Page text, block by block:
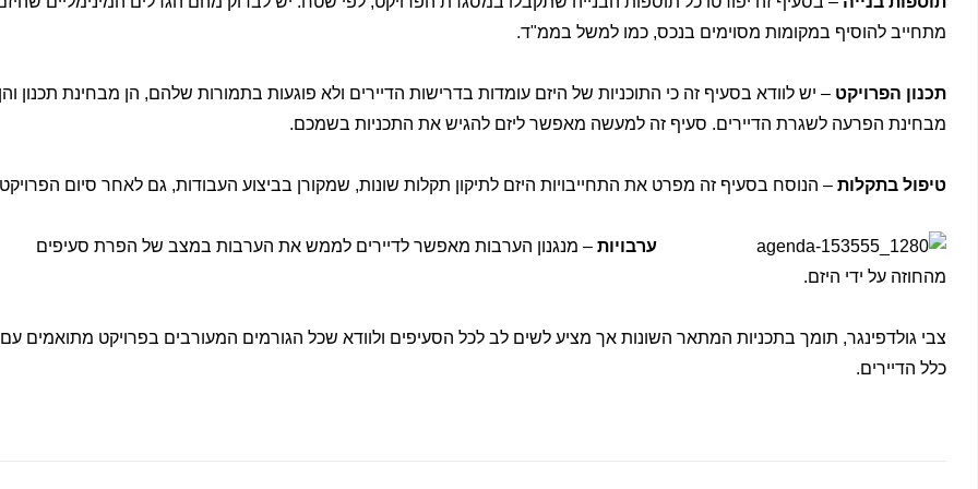
מתחייב להוסיף במקומות מסוימים בנכס, כמו למשל בממ"ד.
תכנון הפרויקט – יש לוודא בסעיף זה כי התוכניות של היזם עומדות בדרישות הדיירים ולא פוגעות בתמורות שלהם, הן מבחינת תכנון
מבחינת הפרעה לשגרת הדיירים. סעיף זה למעשה מאפשר ליזם להגיש את התכניות בשמכם.
טיפול בתקלות – הנוסח בסעיף זה מפרט את התחייבויות היזם לתיקון תקלות שונות, שמקורן בביצוע העבודות, גם לאחר סיום
ערבויות – מנגנון הערבות מאפשר לדיירים לממש את הערבות במצב של הפרת סעיפים
מהחוזה על ידי היזם.
צבי גולדפינגר, תומך בתכניות המתאר השונות אך מציע לשים לב לכל הסעיפים ולוודא שכל הגורמים המעורבים בפרויקט מתואמים עם
כלל הדיירים.